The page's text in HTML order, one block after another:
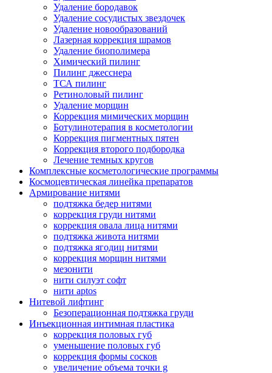
Удаление бородавок
Удаление сосудистых звездочек
Удаление новообразований
Лазерная коррекция шрамов
Удаление биополимера
Химический пилинг
Пилинг джесснера
ТСА пилинг
Ретиноловый пилинг
Удаление морщин
Коррекция мимических морщин
Ботулинотерапия в косметологии
Коррекция пигментных пятен
Коррекция второго подбородка
Лечение темных кругов
Комплексные косметологические программы
Космоцевтическая линейка препаратов
Армирование нитями
подтяжка бедер нитями
коррекция груди нитями
коррекция овала лица нитями
подтяжка живота нитями
подтяжка ягодиц нитями
коррекция морщин нитями
мезонити
нити силуэт софт
нити aptos
Нитевой лифтинг
Безоперационная подтяжка груди
Инъекционная интимная пластика
коррекция половых губ
уменьшение половых губ
коррекция формы сосков
увеличение объема точки g